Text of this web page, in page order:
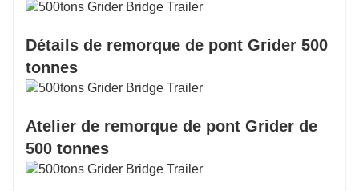
Détails de remorque de pont Grider 500
tonnes
Atelier de remorque de pont Grider de
500 tonnes